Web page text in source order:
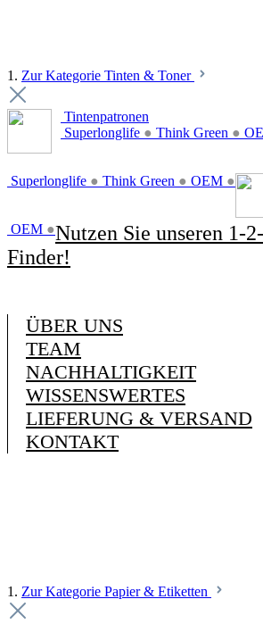
1. Zur Kategorie Tinten & Toner
Tintenpatronen
Superlonglife ● Think Green ●
Superlonglife ● Think Green ● OEM ●
OEM ●Nutzen Sie unseren 1-
Finder!
ÜBER UNS
TEAM
NACHHALTIGKEIT
WISSENSWERTES
LIEFERUNG & VERSAND
KONTAKT
1. Zur Kategorie Papier & Etiketten